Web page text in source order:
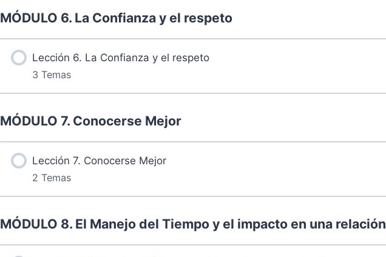
Más contenidos...
5.2 Grabación martes 3 de septiembre de 2024
MÓDULO 6. La Confianza y el respeto
Lección 6. La Confianza y el respeto
3 Temas
Más contenidos...
6.2 Grabación martes 10 de agosto de 2024
6.4 Asertividad con Personas íntimas
MÓDULO 7. Conocerse Mejor
Lección 7. Conocerse Mejor
2 Temas
Más contenidos...
7.1 Retos
MÓDULO 8. El Manejo del Tiempo y el impacto en una relación